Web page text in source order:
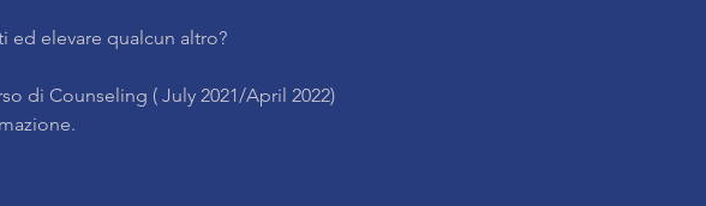
ed elevare qualcun altro?